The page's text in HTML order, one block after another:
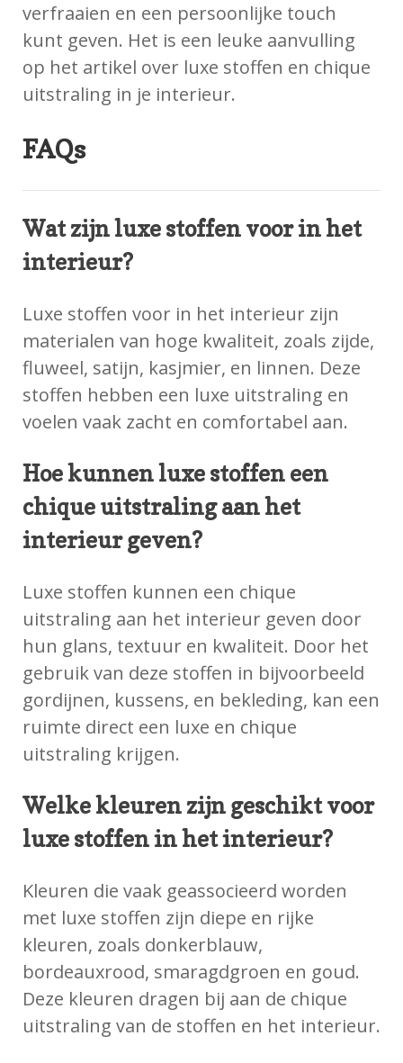
verfraaien en een persoonlijke touch
kunt geven. Het is een leuke aanvulling
op het artikel over luxe stoffen en chique
uitstraling in je interieur.
FAQs
Wat zijn luxe stoffen voor in het
interieur?
Luxe stoffen voor in het interieur zijn
materialen van hoge kwaliteit, zoals zijde,
fluweel, satijn, kasjmier, en linnen. Deze
stoffen hebben een luxe uitstraling en
voelen vaak zacht en comfortabel aan.
Hoe kunnen luxe stoffen een
chique uitstraling aan het
interieur geven?
Luxe stoffen kunnen een chique
uitstraling aan het interieur geven door
hun glans, textuur en kwaliteit. Door het
gebruik van deze stoffen in bijvoorbeeld
gordijnen, kussens, en bekleding, kan een
ruimte direct een luxe en chique
uitstraling krijgen.
Welke kleuren zijn geschikt voor
luxe stoffen in het interieur?
Kleuren die vaak geassocieerd worden
met luxe stoffen zijn diepe en rijke
kleuren, zoals donkerblauw,
bordeauxrood, smaragdgroen en goud.
Deze kleuren dragen bij aan de chique
uitstraling van de stoffen en het interieur.